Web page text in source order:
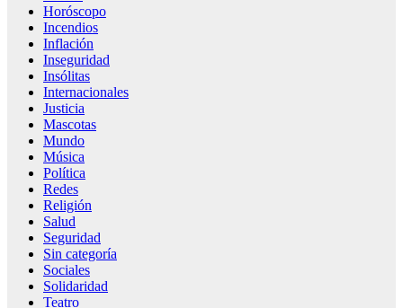
Horóscopo
Incendios
Inflación
Inseguridad
Insólitas
Internacionales
Justicia
Mascotas
Mundo
Música
Política
Redes
Religión
Salud
Seguridad
Sin categoría
Sociales
Solidaridad
Teatro